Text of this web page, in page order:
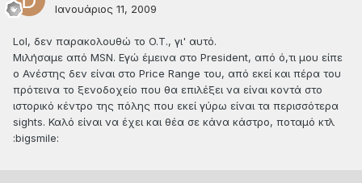
Ιανουάριος 11, 2009
Lol, δεν παρακολουθώ το O.T., γι' αυτό.
Μιλήσαμε από MSN. Εγώ έμεινα στο President, από ό,τι μου είπε
ο Ανέστης δεν είναι στο Price Range του, από εκεί και πέρα του
πρότεινα το ξενοδοχείο που θα επιλέξει να είναι κοντά στο
ιστορικό κέντρο της πόλης που εκεί γύρω είναι τα περισσότερα
sights. Καλό είναι να έχει και θέα σε κάνα κάστρο, ποταμό κτλ
:bigsmile: